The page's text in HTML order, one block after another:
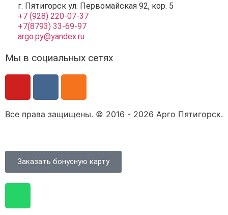
г. Пятигорск ул. Первомайская 92, кор. 5
+7 (928) 220-07-37
+7(8793) 33-69-97
argo.py@yandex.ru
Мы в социальных сетях
Все права защищены. © 2016 - 2026 Арго Пятигорск.
Заказать бонусную карту